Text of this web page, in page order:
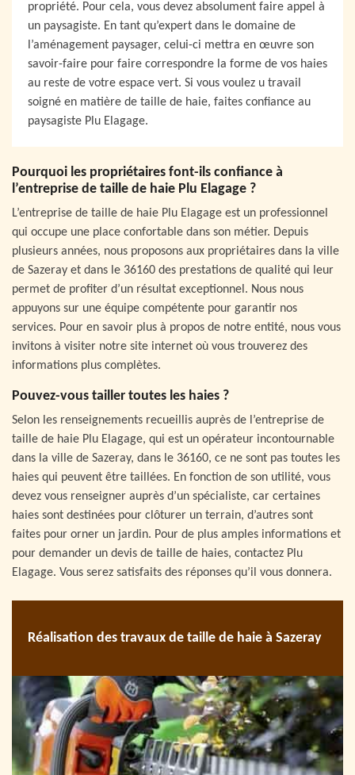
propriété. Pour cela, vous devez absolument faire appel à
un paysagiste. En tant qu’expert dans le domaine de
l’aménagement paysager, celui-ci mettra en œuvre son
savoir-faire pour faire correspondre la forme de vos haies
au reste de votre espace vert. Si vous voulez u travail
soigné en matière de taille de haie, faites confiance au
paysagiste Plu Elagage.
Pourquoi les propriétaires font-ils confiance à
l’entreprise de taille de haie Plu Elagage ?
L’entreprise de taille de haie Plu Elagage est un professionnel
qui occupe une place confortable dans son métier. Depuis
plusieurs années, nous proposons aux propriétaires dans la ville
de Sazeray et dans le 36160 des prestations de qualité qui leur
permet de profiter d’un résultat exceptionnel. Nous nous
appuyons sur une équipe compétente pour garantir nos
services. Pour en savoir plus à propos de notre entité, nous vous
invitons à visiter notre site internet où vous trouverez des
informations plus complètes.
Pouvez-vous tailler toutes les haies ?
Selon les renseignements recueillis auprès de l’entreprise de
taille de haie Plu Elagage, qui est un opérateur incontournable
dans la ville de Sazeray, dans le 36160, ce ne sont pas toutes les
haies qui peuvent être taillées. En fonction de son utilité, vous
devez vous renseigner auprès d’un spécialiste, car certaines
haies sont destinées pour clôturer un terrain, d’autres sont
faites pour orner un jardin. Pour de plus amples informations et
pour demander un devis de taille de haies, contactez Plu
Elagage. Vous serez satisfaits des réponses qu’il vous donnera.
Réalisation des travaux de taille de haie à Sazeray